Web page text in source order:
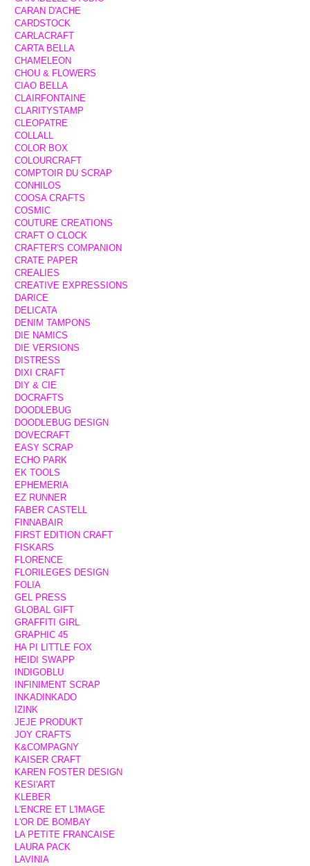
CARAN D'ACHE
CARDSTOCK
CARLACRAFT
CARTA BELLA
CHAMELEON
CHOU & FLOWERS
CIAO BELLA
CLAIRFONTAINE
CLARITYSTAMP
CLEOPATRE
COLLALL
COLOR BOX
COLOURCRAFT
COMPTOIR DU SCRAP
CONHILOS
COOSA CRAFTS
COSMIC
COUTURE CREATIONS
CRAFT O CLOCK
CRAFTER'S COMPANION
CRATE PAPER
CREALIES
CREATIVE EXPRESSIONS
DARICE
DELICATA
DENIM TAMPONS
DIE NAMICS
DIE VERSIONS
DISTRESS
DIXI CRAFT
DIY & CIE
DOCRAFTS
DOODLEBUG
DOODLEBUG DESIGN
DOVECRAFT
EASY SCRAP
ECHO PARK
EK TOOLS
EPHEMERIA
EZ RUNNER
FABER CASTELL
FINNABAIR
FIRST EDITION CRAFT
FISKARS
FLORENCE
FLORILEGES DESIGN
FOLIA
GEL PRESS
GLOBAL GIFT
GRAFFITI GIRL
GRAPHIC 45
HA PI LITTLE FOX
HEIDI SWAPP
INDIGOBLU
INFINIMENT SCRAP
INKADINKADO
IZINK
JEJE PRODUKT
JOY CRAFTS
K&COMPAGNY
KAISER CRAFT
KAREN FOSTER DESIGN
KESI'ART
KLEBER
L'ENCRE ET L'IMAGE
L'OR DE BOMBAY
LA PETITE FRANCAISE
LAURA PACK
LAVINIA